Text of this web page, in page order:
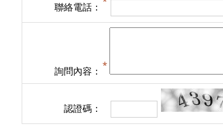
聯絡電話：
詢問內容：
認證碼：